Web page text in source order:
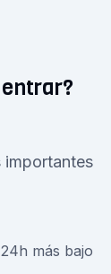
importantes
24h más bajo